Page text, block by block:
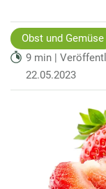
Obst und Gemüse
9 min |
22.05.2023